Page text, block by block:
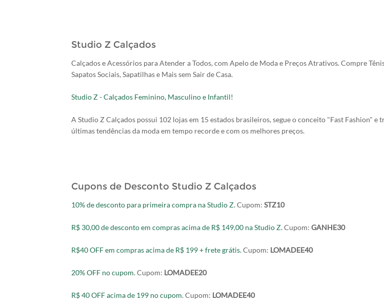
Studio Z Calçados
Calçados e Acessórios para Atender a Todos, com Apelo de Moda e Preços Atrativos. Compre
Sapatos Sociais, Sapatilhas e Mais sem Sair de Casa.
Studio Z - Calçados Feminino, Masculino e Infantil!
A Studio Z Calçados possui 102 lojas em 15 estados brasileiros, segue o conceito "Fast Fashion" e
últimas tendências da moda em tempo recorde e com os melhores preços.
Cupons de Desconto Studio Z Calçados
10% de desconto para primeira compra na Studio Z.Cupom: STZ10
R$ 30,00 de desconto em compras acima de R$ 149,00 na Studio Z.Cupom: GANHE30
R$40 OFF em compras acima de R$ 199 + frete grátis.Cupom: LOMADEE40
20% OFF no cupom.Cupom: LOMADEE20
R$ 40 OFF acima de 199 no cupom.Cupom: LOMADEE40